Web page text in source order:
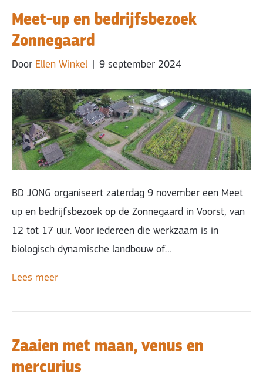
Meet-up en bedrijfsbezoek
Zonnegaard
Door Ellen Winkel 9 september 2024
BD JONG organiseert zaterdag 9 november een Meet-
up en bedrijfsbezoek op de Zonnegaard in Voorst, van
12 tot 17 uur. Voor iedereen die werkzaam is in
biologisch dynamische landbouw of…
Lees meer
Zaaien met maan, venus en
mercurius